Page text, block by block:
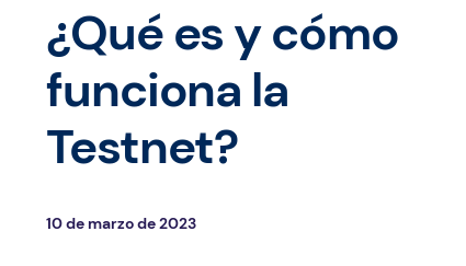
¿Qué es y cómo
funciona la
Testnet?
10 de marzo de 2023